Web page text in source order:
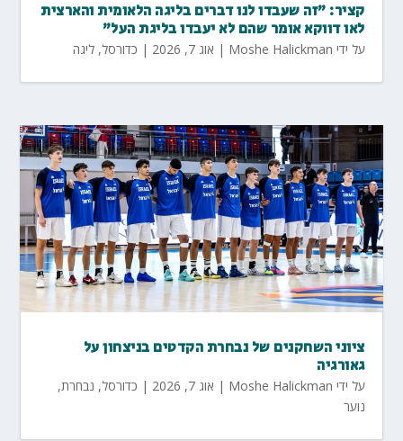
קציר: "זה שעבדו לנו דברים בליגה הלאומית והארצית
לאו דווקא אומר שהם לא יעבדו בליגת העל"
על ידי Moshe Halickman
| אוג 7, 2026 | כדורסל,ליגה
ציוני השחקנים של נבחרת הקדטים בניצחון על
גאורגיה
על ידי Moshe Halickman
| אוג 7, 2026 | כדורסל, נבחרת,
נוער